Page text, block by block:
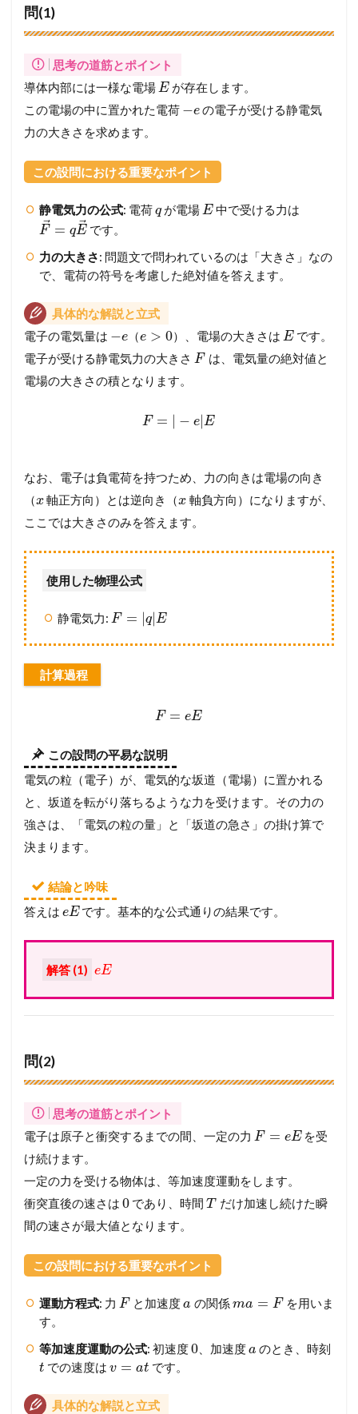
セ
ま
徹
底
イ
3
ン
バ
シ
ッ
必
要
す
問(1)
思考の道筋とポイント
導体内部には一様な電場Eが存在します。
この電場の中に置かれた電荷 −eの電子が受ける静電気
力の大きさを求めます。
この設問における重要なポイント
静電気力の公式: 電荷qが電場E中で受ける力は
F = qE⃗
です。
力の大きさ: 問題文で問われているのは「大きさ」なの
で、電荷の符号を考慮した絶対値を答えます。
具体的な解説と立式
電子の電気量は −e （e > 0）、電場の大きさは E です。
電子が受ける静電気力の大きさ F は、電気量の絶対値と
電場の大きさの積となります。
F = − e |E
なお、電子は負電荷を持つため、力の向きは電場の向き
（x軸正方向）とは逆向き（x 軸負方向）になりますが、
ここでは大きさのみを答えます。
使用した物理公式
静電気力: F = q| E
計算過程
F = eE
この設問の平易な説明
電気の粒（電子）が、電気的な坂道（電場）に置かれる
と、坂道を転がり落ちるような力を受けます。その力の
強さは、「電気の粒の量」と「坂道の急さ」の掛け算で
決まります。
結論と吟味
答えは eEです。基本的な公式通りの結果です。
解答 (1) eE
問(2)
思考の道筋とポイント
電子は原子と衝突するまでの間、一定の力 F = eEを受
け続けます。
一定の力を受ける物体は、等加速度運動をします。
衝突直後の速さは 0 であり、時間T だけ加速し続けた瞬
間の速さが最大値となります。
この設問における重要なポイント
運動方程式: 力 F と加速度a の関係ma = Fを用いま
す。
等加速度運動の公式: 初速度0 、加速度a のとき、時刻
t での速度は v = at です。
具体的な解説と立式